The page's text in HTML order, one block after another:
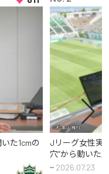
た1cmの
Jリーグ女性実
穴”から動いた
2026.07.23